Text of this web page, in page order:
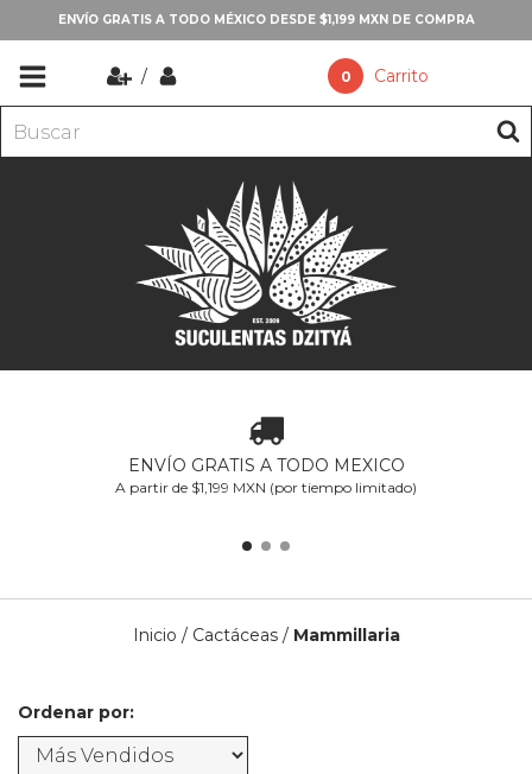
ENVÍO GRATIS A TODO MÉXICO DESDE $1,199 MXN DE COMPRA
/ 0 Carrito
ENVÍO GRATIS A TODO MEXICO
A partir de $1,199 MXN (por tiempo limitado)
Inicio / Cactáceas / Mammillaria
Ordenar por: